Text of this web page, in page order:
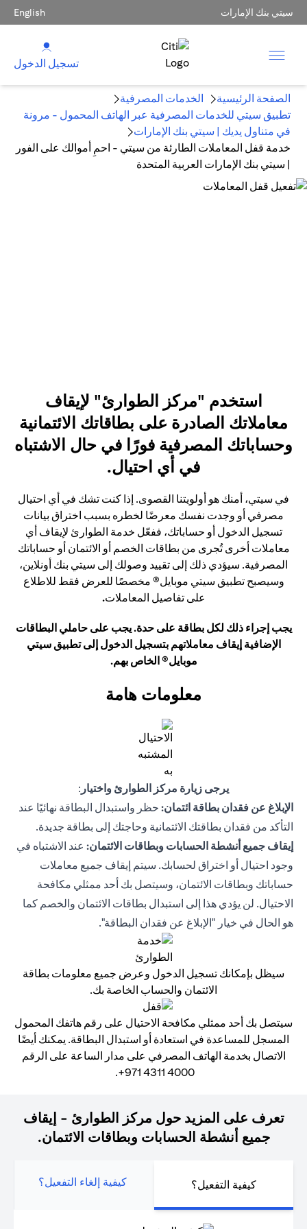
سيتي بنك الإمارات English
تسجيل الدخول
الصفحة الرئيسية
الخدمات المصرفية
تطبيق سيتي للخدمات المصرفية عبر الهاتف المحمول - مرونة
في متناول يديك | سيتي بنك الإمارات
خدمة قفل المعاملات الطارئة من سيتي - احمِ أموالك على الفور
| سيتي بنك الإمارات العربية المتحدة
استخدم "مركز الطوارئ" لإيقاف
معاملاتك الصادرة على بطاقاتك الائتمانية
وحساباتك المصرفية فورًا في حال الاشتباه
في أي احتيال.
في سيتي، أمنك هو أولويتنا القصوى. إذا كنت تشك في أي احتيال
مصرفي أو وجدت نفسك معرضًا لخطره بسبب اختراق بيانات
تسجيل الدخول أو حساباتك، ففعّل خدمة الطوارئ لإيقاف أي
معاملات أخرى تُجرى من بطاقات الخصم أو الائتمان أو حساباتك
المصرفية. سيؤدي ذلك إلى تقييد وصولك إلى سيتي بنك أونلاين،
وسيصبح تطبيق سيتي موبايل® مخصصًا للعرض فقط للاطلاع
على تفاصيل المعاملات.
يجب إجراء ذلك لكل بطاقة على حدة. يجب على حاملي البطاقات
الإضافية إيقاف معاملاتهم بتسجيل الدخول إلى تطبيق سيتي
موبايل® الخاص بهم.
معلومات هامة
يرجى زيارة مركز الطوارئ واختيار :
الإبلاغ عن فقدان بطاقة ائتمان: حظر واستبدال البطاقة نهائيًا عند
التأكد من فقدان بطاقتك الائتمانية وحاجتك إلى بطاقة جديدة.
إيقاف جميع أنشطة الحسابات وبطاقات الائتمان: عند الاشتباه في
وجود احتيال أو اختراق لحسابك. سيتم إيقاف جميع معاملات
حساباتك وبطاقات الائتمان، وسيتصل بك أحد ممثلي مكافحة
الاحتيال. لن يؤدي هذا إلى استبدال بطاقات الائتمان والخصم كما
هو الحال في خيار "الإبلاغ عن فقدان البطاقة".
سيظل بإمكانك تسجيل الدخول وعرض جميع معلومات بطاقة
الائتمان والحساب الخاصة بك.
سيتصل بك أحد ممثلي مكافحة الاحتيال على رقم هاتفك المحمول
المسجل للمساعدة في استعادة أو استبدال البطاقة. يمكنك أيضًا
الاتصال بخدمة الهاتف المصرفي على مدار الساعة على الرقم
4000 4311 971+.
تعرف على المزيد حول مركز الطوارئ - إيقاف
جميع أنشطة الحسابات وبطاقات الائتمان.
كيفية التفعيل؟ كيفية إلغاء التفعيل؟